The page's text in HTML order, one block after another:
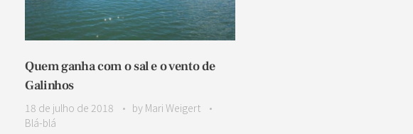
Quem ganha com o sal e o vento de
Galinhos
18 de julho de 2018 by Mari Weigert
Blá-blá